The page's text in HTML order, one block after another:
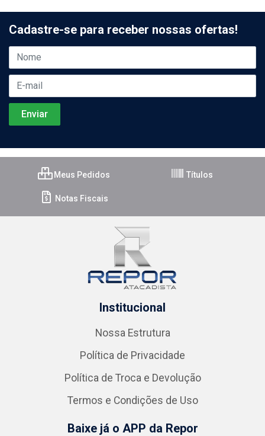
Cadastre-se para receber nossas ofertas!
Meus Pedidos Títulos
Notas Fiscais
Institucional
Nossa Estrutura
Política de Privacidade
Política de Troca e Devolução
Termos e Condições de Uso
Baixe já o APP da Repor